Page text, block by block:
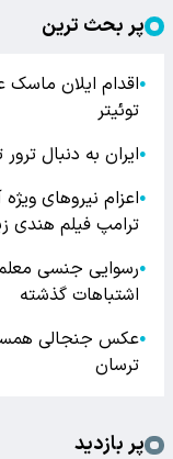
پر بحث ترین
●اقدام ایلان ماسک
توئیتر
●ایران به دنبال
●اعزام نیروهای
ترامپ فیلم هندی
●
اشتباهات گذشته
●عکس جنجالی همسر
ترسان
پر بازدید